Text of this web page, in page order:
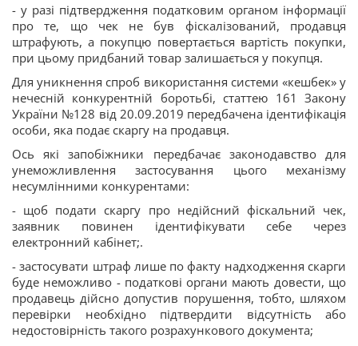
- у разі підтвердження податковим органом інформації
про те, що чек не був фіскалізований, продавця
штрафують, а покупцю повертається вартість покупки,
при цьому придбаний товар залишається у покупця.
Для уникнення спроб використання системи «кешбек» у
нечесній конкурентній боротьбі, статтею 161 Закону
України №128 від 20.09.2019 передбачена ідентифікація
особи, яка подає скаргу на продавця.
Ось які запобіжники передбачає законодавство для
унеможливлення застосування цього механізму
несумлінними конкурентами:
- щоб подати скаргу про недійсний фіскальний чек,
заявник повинен ідентифікувати себе через
електронний кабінет;.
- застосувати штраф лише по факту надходження скарги
буде неможливо - податкові органи мають довести, що
продавець дійсно допустив порушення, тобто, шляхом
перевірки необхідно підтвердити відсутність або
недостовірність такого розрахункового документа;